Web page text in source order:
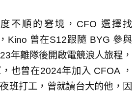
不順的窘境，CFO 選擇找
Kino 曾在S12跟隨 BYG 參與
年離隊後開啟電競浪人旅程，
也曾在2024年加入 CFOA ，
班打工，曾就讀台大的他，因